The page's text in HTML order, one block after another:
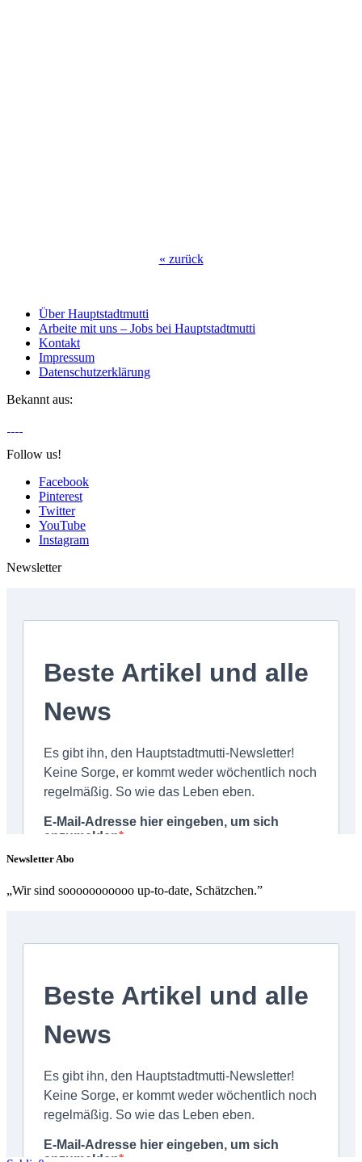
« zurück
Über Hauptstadtmutti
Arbeite mit uns – Jobs bei Hauptstadtmutti
Kontakt
Impressum
Datenschutzerklärung
Bekannt aus:
Follow us!
Facebook
Pinterest
Twitter
YouTube
Instagram
Newsletter
Newsletter Abo
„Wir sind sooooooooooo up-to-date, Schätzchen.”